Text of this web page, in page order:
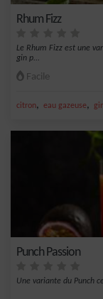
Rhum Fizz
Le Rhum Fizz est une
gin p...
Facile
citron, eau gazeuse,
Punch Passion
Une variante du Punch